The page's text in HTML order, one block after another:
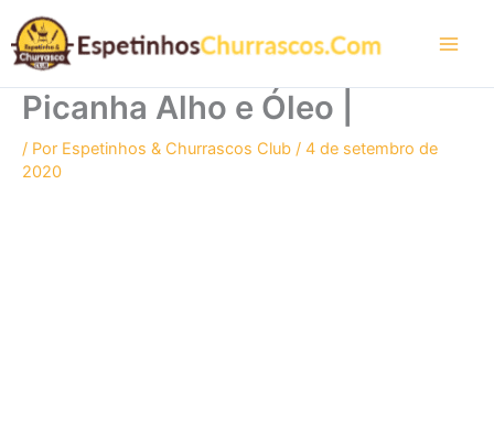
para
conteúdo
Picanha Alho e Óleo |
/ Por Espetinhos & Churrascos Club / 4 de setembro de
2020